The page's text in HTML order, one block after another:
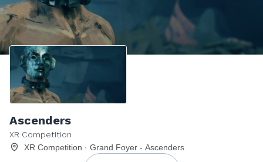
Ascenders
XR Competition
XR Competition · Grand Foyer - Ascenders